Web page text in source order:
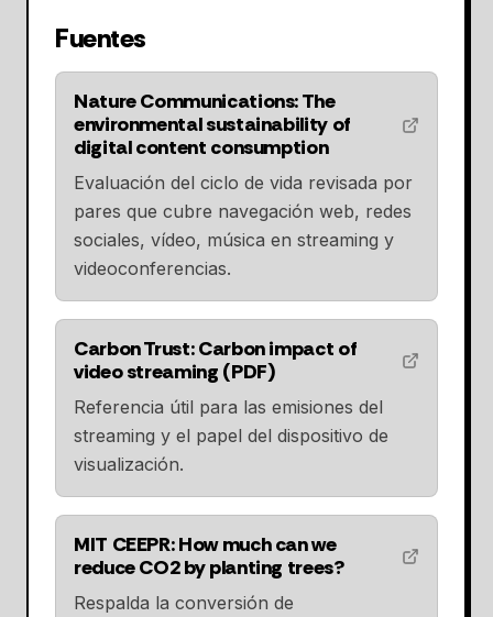
Fuentes
Nature Communications: The
environmental sustainability of
digital content consumption
Evaluación del ciclo de vida revisada por
pares que cubre navegación web, redes
sociales, vídeo, música en streaming y
videoconferencias.
Carbon Trust: Carbon impact of
video streaming (PDF)
Referencia útil para las emisiones del
streaming y el papel del dispositivo de
visualización.
MIT CEEPR: How much can we
reduce CO2 by planting trees?
Respalda la conversión de